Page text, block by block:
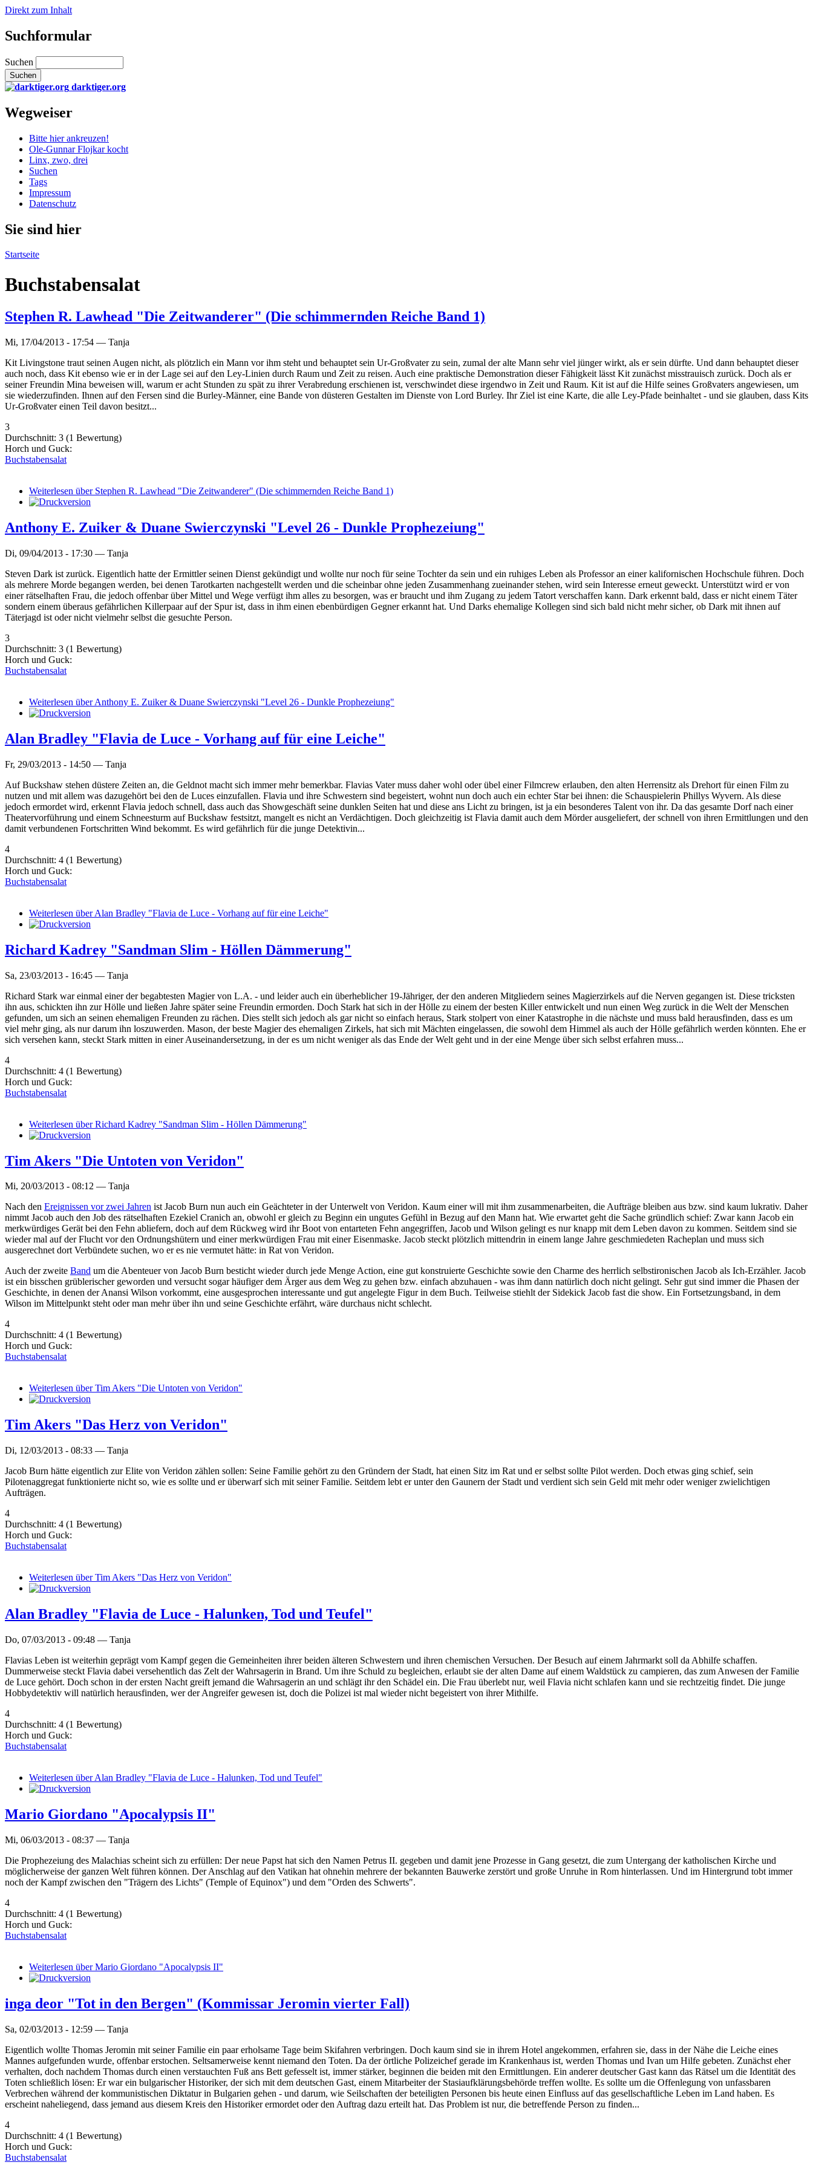
Direkt zum Inhalt
Suchformular
Suchen
darktiger.org
Wegweiser
Bitte hier ankreuzen!
Ole-Gunnar Flojkar kocht
Linx, zwo, drei
Suchen
Tags
Impressum
Datenschutz
Sie sind hier
Startseite
Buchstabensalat
Stephen R. Lawhead "Die Zeitwanderer" (Die schimmernden Reiche Band 1)
Mi, 17/04/2013 - 17:54 — Tanja
Kit Livingstone traut seinen Augen nicht, als plötzlich ein Mann vor ihm steht und behauptet sein Ur-Großvater zu sein, zumal der alte Mann sehr viel jünger wirkt, als er sein dürfte. Und dann behauptet dieser
auch noch, dass Kit ebenso wie er in der Lage sei auf den Ley-Linien durch Raum und Zeit zu reisen. Auch eine praktische Demonstration dieser Fähigkeit lässt Kit zunächst misstrauisch zurück. Doch als er
seiner Freundin Mina beweisen will, warum er acht Stunden zu spät zu ihrer Verabredung erschienen ist, verschwindet diese irgendwo in Zeit und Raum. Kit ist auf die Hilfe seines Großvaters angewiesen, um
sie wiederzufinden. Ihnen auf den Fersen sind die Burley-Männer, eine Bande von düsteren Gestalten im Dienste von Lord Burley. Ihr Ziel ist eine Karte, die alle Ley-Pfade beinhaltet - und sie glauben, dass Kits
Ur-Großvater einen Teil davon besitzt...
3
Durchschnitt: 3 (1 Bewertung)
Horch und Guck:
Buchstabensalat
Weiterlesen über Stephen R. Lawhead "Die Zeitwanderer" (Die schimmernden Reiche Band 1)
Anthony E. Zuiker & Duane Swierczynski "Level 26 - Dunkle Prophezeiung"
Di, 09/04/2013 - 17:30 — Tanja
Steven Dark ist zurück. Eigentlich hatte der Ermittler seinen Dienst gekündigt und wollte nur noch für seine Tochter da sein und ein ruhiges Leben als Professor an einer kalifornischen Hochschule führen. Doch
als mehrere Morde begangen werden, bei denen Tarotkarten nachgestellt werden und die scheinbar ohne jeden Zusammenhang zueinander stehen, wird sein Interesse erneut geweckt. Unterstützt wird er von
einer rätselhaften Frau, die jedoch offenbar über Mittel und Wege verfügt ihm alles zu besorgen, was er braucht und ihm Zugang zu jedem Tatort verschaffen kann. Dark erkennt bald, dass er nicht einem Täter
sondern einem überaus gefährlichen Killerpaar auf der Spur ist, dass in ihm einen ebenbürdigen Gegner erkannt hat. Und Darks ehemalige Kollegen sind sich bald nicht mehr sicher, ob Dark mit ihnen auf
Täterjagd ist oder nicht vielmehr selbst die gesuchte Person.
3
Durchschnitt: 3 (1 Bewertung)
Horch und Guck:
Buchstabensalat
Weiterlesen über Anthony E. Zuiker & Duane Swierczynski "Level 26 - Dunkle Prophezeiung"
Alan Bradley "Flavia de Luce - Vorhang auf für eine Leiche"
Fr, 29/03/2013 - 14:50 — Tanja
Auf Buckshaw stehen düstere Zeiten an, die Geldnot macht sich immer mehr bemerkbar. Flavias Vater muss daher wohl oder übel einer Filmcrew erlauben, den alten Herrensitz als Drehort für einen Film zu
nutzen und mit allem was dazugehört bei den de Luces einzufallen. Flavia und ihre Schwestern sind begeistert, wohnt nun doch auch ein echter Star bei ihnen: die Schauspielerin Phillys Wyvern. Als diese
jedoch ermordet wird, erkennt Flavia jedoch schnell, dass auch das Showgeschäft seine dunklen Seiten hat und diese ans Licht zu bringen, ist ja ein besonderes Talent von ihr. Da das gesamte Dorf nach einer
Theatervorführung und einem Schneesturm auf Buckshaw festsitzt, mangelt es nicht an Verdächtigen. Doch gleichzeitig ist Flavia damit auch dem Mörder ausgeliefert, der schnell von ihren Ermittlungen und den
damit verbundenen Fortschritten Wind bekommt. Es wird gefährlich für die junge Detektivin...
4
Durchschnitt: 4 (1 Bewertung)
Horch und Guck:
Buchstabensalat
Weiterlesen über Alan Bradley "Flavia de Luce - Vorhang auf für eine Leiche"
Richard Kadrey "Sandman Slim - Höllen Dämmerung"
Sa, 23/03/2013 - 16:45 — Tanja
Richard Stark war einmal einer der begabtesten Magier von L.A. - und leider auch ein überheblicher 19-Jähriger, der den anderen Mitgliedern seines Magierzirkels auf die Nerven gegangen ist. Diese tricksten
ihn aus, schickten ihn zur Hölle und ließen Jahre später seine Freundin ermorden. Doch Stark hat sich in der Hölle zu einem der besten Killer entwickelt und nun einen Weg zurück in die Welt der Menschen
gefunden, um sich an seinen ehemaligen Freunden zu rächen. Dies stellt sich jedoch als gar nicht so einfach heraus, Stark stolpert von einer Katastrophe in die nächste und muss bald herausfinden, dass es um
viel mehr ging, als nur darum ihn loszuwerden. Mason, der beste Magier des ehemaligen Zirkels, hat sich mit Mächten eingelassen, die sowohl dem Himmel als auch der Hölle gefährlich werden könnten. Ehe er
sich versehen kann, steckt Stark mitten in einer Auseinandersetzung, in der es um nicht weniger als das Ende der Welt geht und in der eine Menge über sich selbst erfahren muss...
4
Durchschnitt: 4 (1 Bewertung)
Horch und Guck:
Buchstabensalat
Weiterlesen über Richard Kadrey "Sandman Slim - Höllen Dämmerung"
Tim Akers "Die Untoten von Veridon"
Mi, 20/03/2013 - 08:12 — Tanja
Nach den Ereignissen vor zwei Jahren ist Jacob Burn nun auch ein Geächteter in der Unterwelt von Veridon. Kaum einer will mit ihm zusammenarbeiten, die Aufträge bleiben aus bzw. sind kaum lukrativ. Daher
nimmt Jacob auch den Job des rätselhaften Ezekiel Cranich an, obwohl er gleich zu Beginn ein ungutes Gefühl in Bezug auf den Mann hat. Wie erwartet geht die Sache gründlich schief: Zwar kann Jacob ein
merkwürdiges Gerät bei den Fehn abliefern, doch auf dem Rückweg wird ihr Boot von entarteten Fehn angegriffen, Jacob und Wilson gelingt es nur knapp mit dem Leben davon zu kommen. Seitdem sind sie
wieder mal auf der Flucht vor den Ordnungshütern und einer merkwürdigen Frau mit einer Eisenmaske. Jacob steckt plötzlich mittendrin in einem lange Jahre geschmiedeten Racheplan und muss sich
ausgerechnet dort Verbündete suchen, wo er es nie vermutet hätte: in Rat von Veridon.
Auch der zweite Band um die Abenteuer von Jacob Burn besticht wieder durch jede Menge Action, eine gut konstruierte Geschichte sowie den Charme des herrlich selbstironischen Jacob als Ich-Erzähler. Jacob
ist ein bisschen grüblerischer geworden und versucht sogar häufiger dem Ärger aus dem Weg zu gehen bzw. einfach abzuhauen - was ihm dann natürlich doch nicht gelingt. Sehr gut sind immer die Phasen der
Geschichte, in denen der Anansi Wilson vorkommt, eine ausgesprochen interessante und gut angelegte Figur in dem Buch. Teilweise stiehlt der Sidekick Jacob fast die show. Ein Fortsetzungsband, in dem
Wilson im Mittelpunkt steht oder man mehr über ihn und seine Geschichte erfährt, wäre durchaus nicht schlecht.
4
Durchschnitt: 4 (1 Bewertung)
Horch und Guck:
Buchstabensalat
Weiterlesen über Tim Akers "Die Untoten von Veridon"
Tim Akers "Das Herz von Veridon"
Di, 12/03/2013 - 08:33 — Tanja
Jacob Burn hätte eigentlich zur Elite von Veridon zählen sollen: Seine Familie gehört zu den Gründern der Stadt, hat einen Sitz im Rat und er selbst sollte Pilot werden. Doch etwas ging schief, sein
Pilotenaggregat funktionierte nicht so, wie es sollte und er überwarf sich mit seiner Familie. Seitdem lebt er unter den Gaunern der Stadt und verdient sich sein Geld mit mehr oder weniger zwielichtigen
Aufträgen.
4
Durchschnitt: 4 (1 Bewertung)
Horch und Guck:
Buchstabensalat
Weiterlesen über Tim Akers "Das Herz von Veridon"
Alan Bradley "Flavia de Luce - Halunken, Tod und Teufel"
Do, 07/03/2013 - 09:48 — Tanja
Flavias Leben ist weiterhin geprägt vom Kampf gegen die Gemeinheiten ihrer beiden älteren Schwestern und ihren chemischen Versuchen. Der Besuch auf einem Jahrmarkt soll da Abhilfe schaffen.
Dummerweise steckt Flavia dabei versehentlich das Zelt der Wahrsagerin in Brand. Um ihre Schuld zu begleichen, erlaubt sie der alten Dame auf einem Waldstück zu campieren, das zum Anwesen der Familie
de Luce gehört. Doch schon in der ersten Nacht greift jemand die Wahrsagerin an und schlägt ihr den Schädel ein. Die Frau überlebt nur, weil Flavia nicht schlafen kann und sie rechtzeitig findet. Die junge
Hobbydetektiv will natürlich herausfinden, wer der Angreifer gewesen ist, doch die Polizei ist mal wieder nicht begeistert von ihrer Mithilfe.
4
Durchschnitt: 4 (1 Bewertung)
Horch und Guck:
Buchstabensalat
Weiterlesen über Alan Bradley "Flavia de Luce - Halunken, Tod und Teufel"
Mario Giordano "Apocalypsis II"
Mi, 06/03/2013 - 08:37 — Tanja
Die Prophezeiung des Malachias scheint sich zu erfüllen: Der neue Papst hat sich den Namen Petrus II. gegeben und damit jene Prozesse in Gang gesetzt, die zum Untergang der katholischen Kirche und
möglicherweise der ganzen Welt führen können. Der Anschlag auf den Vatikan hat ohnehin mehrere der bekannten Bauwerke zerstört und große Unruhe in Rom hinterlassen. Und im Hintergrund tobt immer
noch der Kampf zwischen den "Trägern des Lichts" (Temple of Equinox") und dem "Orden des Schwerts".
4
Durchschnitt: 4 (1 Bewertung)
Horch und Guck:
Buchstabensalat
Weiterlesen über Mario Giordano "Apocalypsis II"
inga deor "Tot in den Bergen" (Kommissar Jeromin vierter Fall)
Sa, 02/03/2013 - 12:59 — Tanja
Eigentlich wollte Thomas Jeromin mit seiner Familie ein paar erholsame Tage beim Skifahren verbringen. Doch kaum sind sie in ihrem Hotel angekommen, erfahren sie, dass in der Nähe die Leiche eines
Mannes aufgefunden wurde, offenbar erstochen. Seltsamerweise kennt niemand den Toten. Da der örtliche Polizeichef gerade im Krankenhaus ist, werden Thomas und Ivan um Hilfe gebeten. Zunächst eher
verhalten, doch nachdem Thomas durch einen verstauchten Fuß ans Bett gefesselt ist, immer stärker, beginnen die beiden mit den Ermittlungen. Ein anderer deutscher Gast kann das Rätsel um die Identität des
Toten schließlich lösen: Er war ein bulgarischer Historiker, der sich mit dem deutschen Gast, einem Mitarbeiter der Stasiaufklärungsbehörde treffen wollte. Es sollte um die Offenlegung von unfassbaren
Verbrechen während der kommunistischen Diktatur in Bulgarien gehen - und darum, wie Seilschaften der beteiligten Personen bis heute einen Einfluss auf das gesellschaftliche Leben im Land haben. Es
erscheint naheliegend, dass jemand aus diesem Kreis den Historiker ermordet oder den Auftrag dazu erteilt hat. Das Problem ist nur, die betreffende Person zu finden...
4
Durchschnitt: 4 (1 Bewertung)
Horch und Guck:
Buchstabensalat